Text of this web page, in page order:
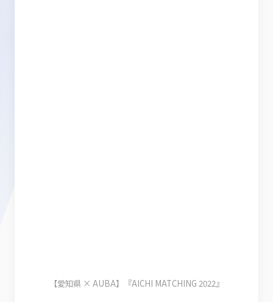
【愛知県 × AUBA】『AICHI MATCHING 2022』